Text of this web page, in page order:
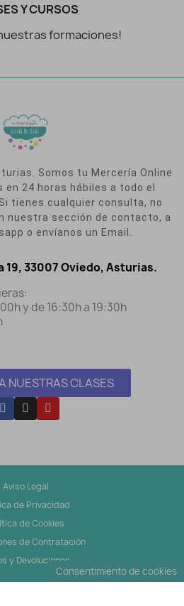
Y CURSOS
formaciones!
Somos tu Mercería Online
24 horas hábiles a todo el
tienes cualquier consulta, no
nuestra sección de contacto, a
o envíanos un Email.
19, 33007 Oviedo, Asturias.
y de 16:30h a 19:30h
NUESTRAS CLASES
Aviso Legal
de Privacidad
de Cookies
de Contratación
y Devoluciones
Consentimiento de cookies